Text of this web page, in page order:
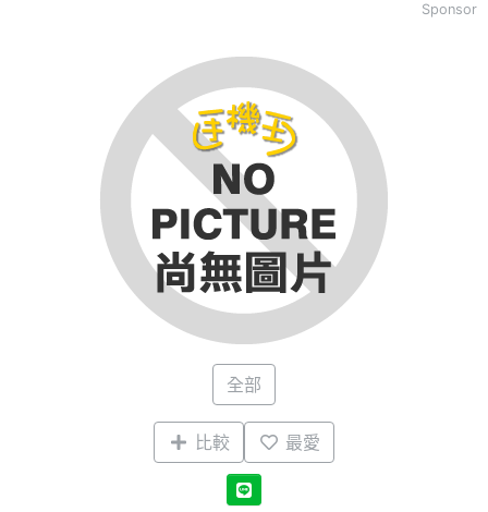
Sponsor
全部
比較 最愛